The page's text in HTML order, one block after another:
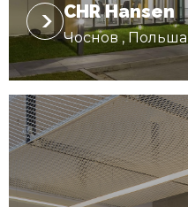
CHR Hansen
Чоснов , Польша